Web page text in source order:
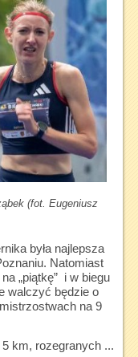
(fot. Eugeniusz
była najlepsza
Natomiast
„piątkę” i w biegu
walczyć będzie o
na 9
km, rozegranych ...